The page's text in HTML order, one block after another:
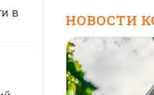
в
НОВОСТИ